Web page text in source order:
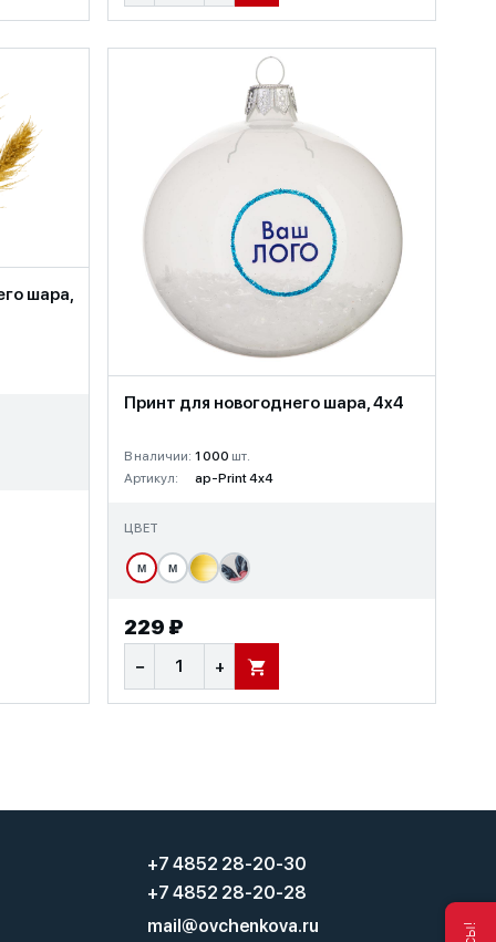
шара,
Принт для новогоднего шара, 4x4
В наличии: 1 000 шт.
Артикул:
ap-Print 4x4
ЦВЕТ
М М
229 ₽
− + В КОРЗИНУ
+7 4852 28-20-30
+7 4852 28-20-28
mail@ovchenkova.ru